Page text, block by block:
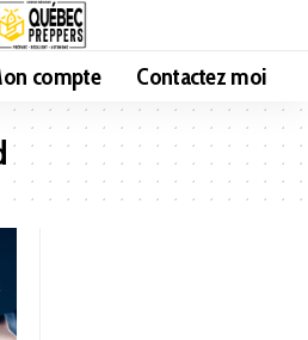
compte Contactez moi